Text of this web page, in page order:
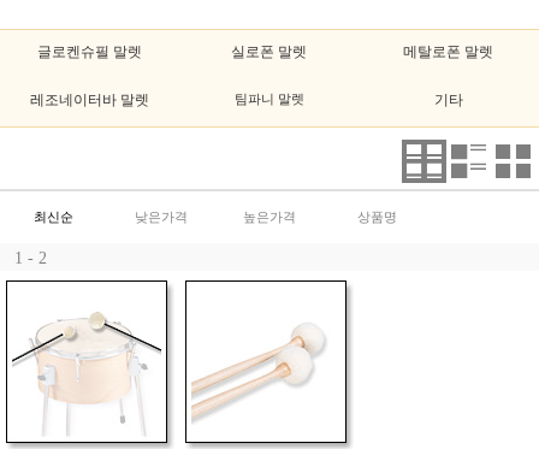
글로켄슈필 말렛 실로폰 말렛 메탈로폰 말렛
레조네이터바 말렛 팀파니 말렛 기타
최신순 낮은가격 높은가격 상품명
1 - 2